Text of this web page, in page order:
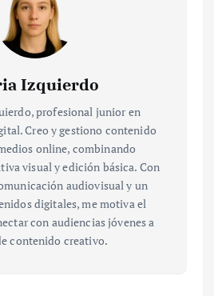
Izquierdo
profesional junior en
Creo y gestiono contenido
online, combinando
visual y edición básica. Con
audiovisual y un
digitales, me motiva el
con audiencias jóvenes a
contenido creativo.